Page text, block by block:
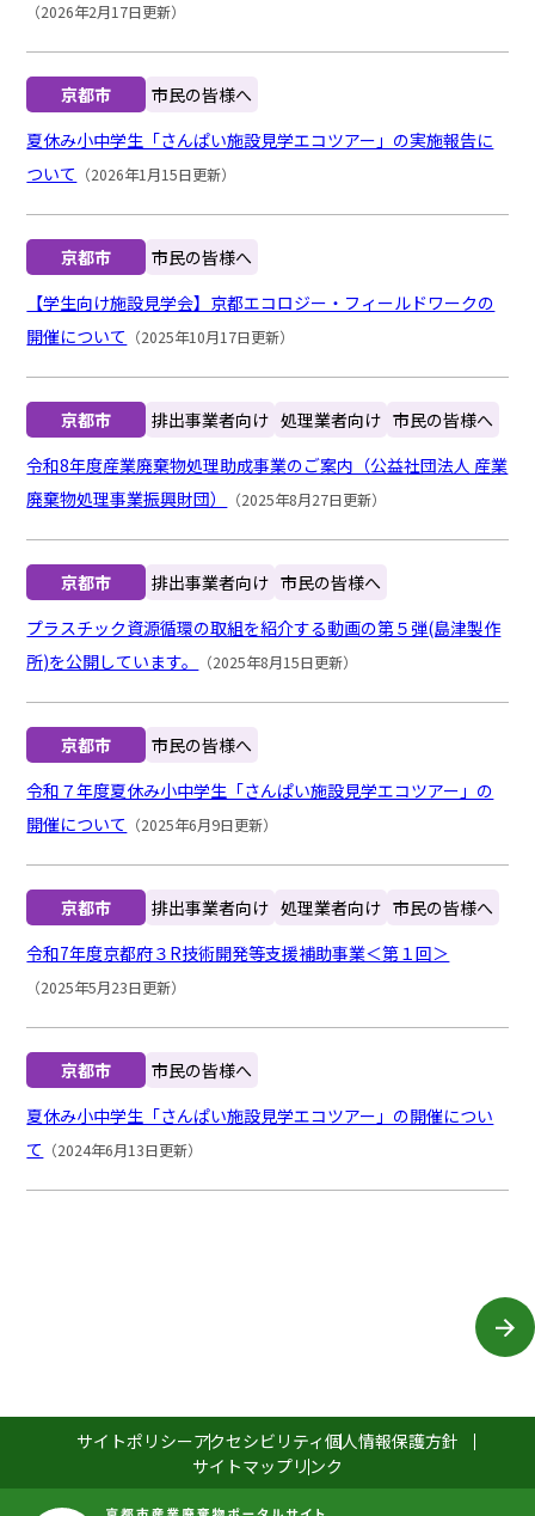
（2026年2月17日更新）
京都市
市民の皆様へ
夏休み小中学生「さんぱい施設見学エコツアー」の実施報告に
ついて （2026年1月15日更新）
京都市
市民の皆様へ
【学生向け施設見学会】京都エコロジー・フィールドワークの
開催について （2025年10月17日更新）
京都市 排出事業者向け 処理業者向け 市民の皆様へ
令和8年度産業廃棄物処理助成事業のご案内（公益社団法人 産業
廃棄物処理事業振興財団）
（2025年8月27日更新）
京都市 排出事業者向け 市民の皆様へ
プラスチック資源循環の取組を紹介する動画の第５弾(島津製作
所)を公開しています。
（2025年8月15日更新）
京都市
市民の皆様へ
令和７年度夏休み小中学生「さんぱい施設見学エコツアー」の
開催について （2025年6月9日更新）
京都市 排出事業者向け 処理業者向け 市民の皆様へ
令和7年度京都府３R技術開発等支援補助事業＜第１回＞
（2025年5月23日更新）
京都市
市民の皆様へ
夏休み小中学生「さんぱい施設見学エコツアー」の開催につい
て （2024年6月13日更新）
サイトポリシーアクセシビリティ個人情報保護方針
サイトマップリンク